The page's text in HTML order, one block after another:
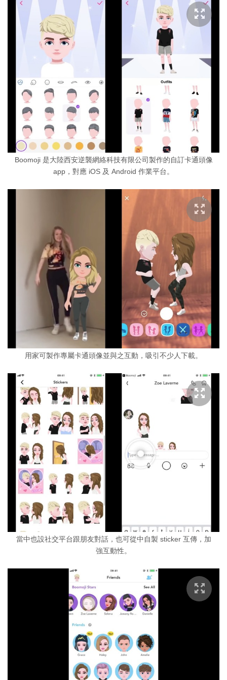
Boomoji 是大陸西安逆襲網絡科技有限公司製作的自訂卡通頭像
app，對應 iOS 及 Android 作業平台。
用家可製作專屬卡通頭像並與之互動，吸引不少人下載。
當中也設社交平台跟朋友對話，也可從中自製 sticker 互傳，加
強互動性。